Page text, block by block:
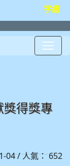
字級
獎得獎專
04 / 人氣： 652